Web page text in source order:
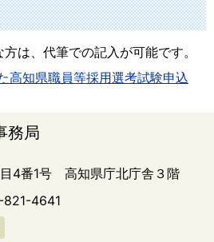
は、代筆での記入が可能です。
高知県職員等採用選考試験申込
務局
4番1号 高知県庁北庁舎３階
4641